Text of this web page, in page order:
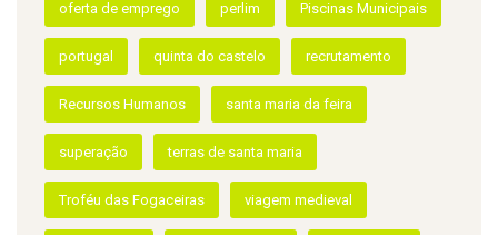
HMC Sports hmcsports Ivo Rocha
Jardim do Visitante Lourosa
meia maratona da Primavera mercado de natal
natal natação natação adaptada
oferta de emprego perlim Piscinas Municipais